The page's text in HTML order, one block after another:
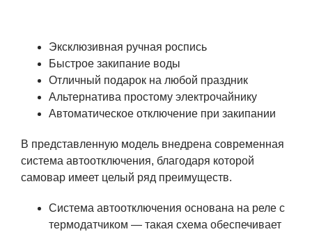
Эксклюзивная ручная роспись
Быстрое закипание воды
Отличный подарок на любой праздник
Альтернатива простому электрочайнику
Автоматическое отключение при закипании
В представленную модель внедрена современная
система автоотключения, благодаря которой
самовар имеет целый ряд преимуществ.
Система автоотключения основана на реле с
термодатчиком — такая схема обеспечивает